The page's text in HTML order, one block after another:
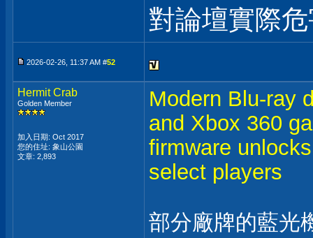
對論壇實際
2026-02-26, 11:37 AM #52
Hermit Crab
Golden Member
加入日期: Oct 2017
您的住址: 象山公園
文章: 2,893
Modern Blu-ray
and Xbox 360
firmware
select players
部分廠牌的藍光